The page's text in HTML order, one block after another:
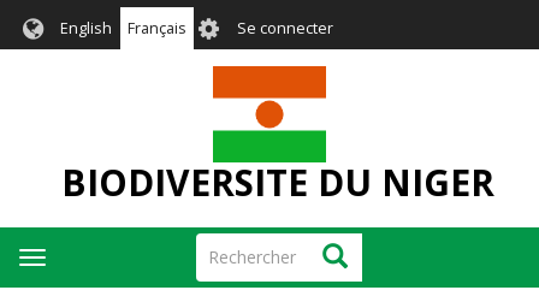
English Français User
account
menu
Se connecter
BIODIVERSITE DU NIGER
Rechercher Rechercher
Toggle
navigation